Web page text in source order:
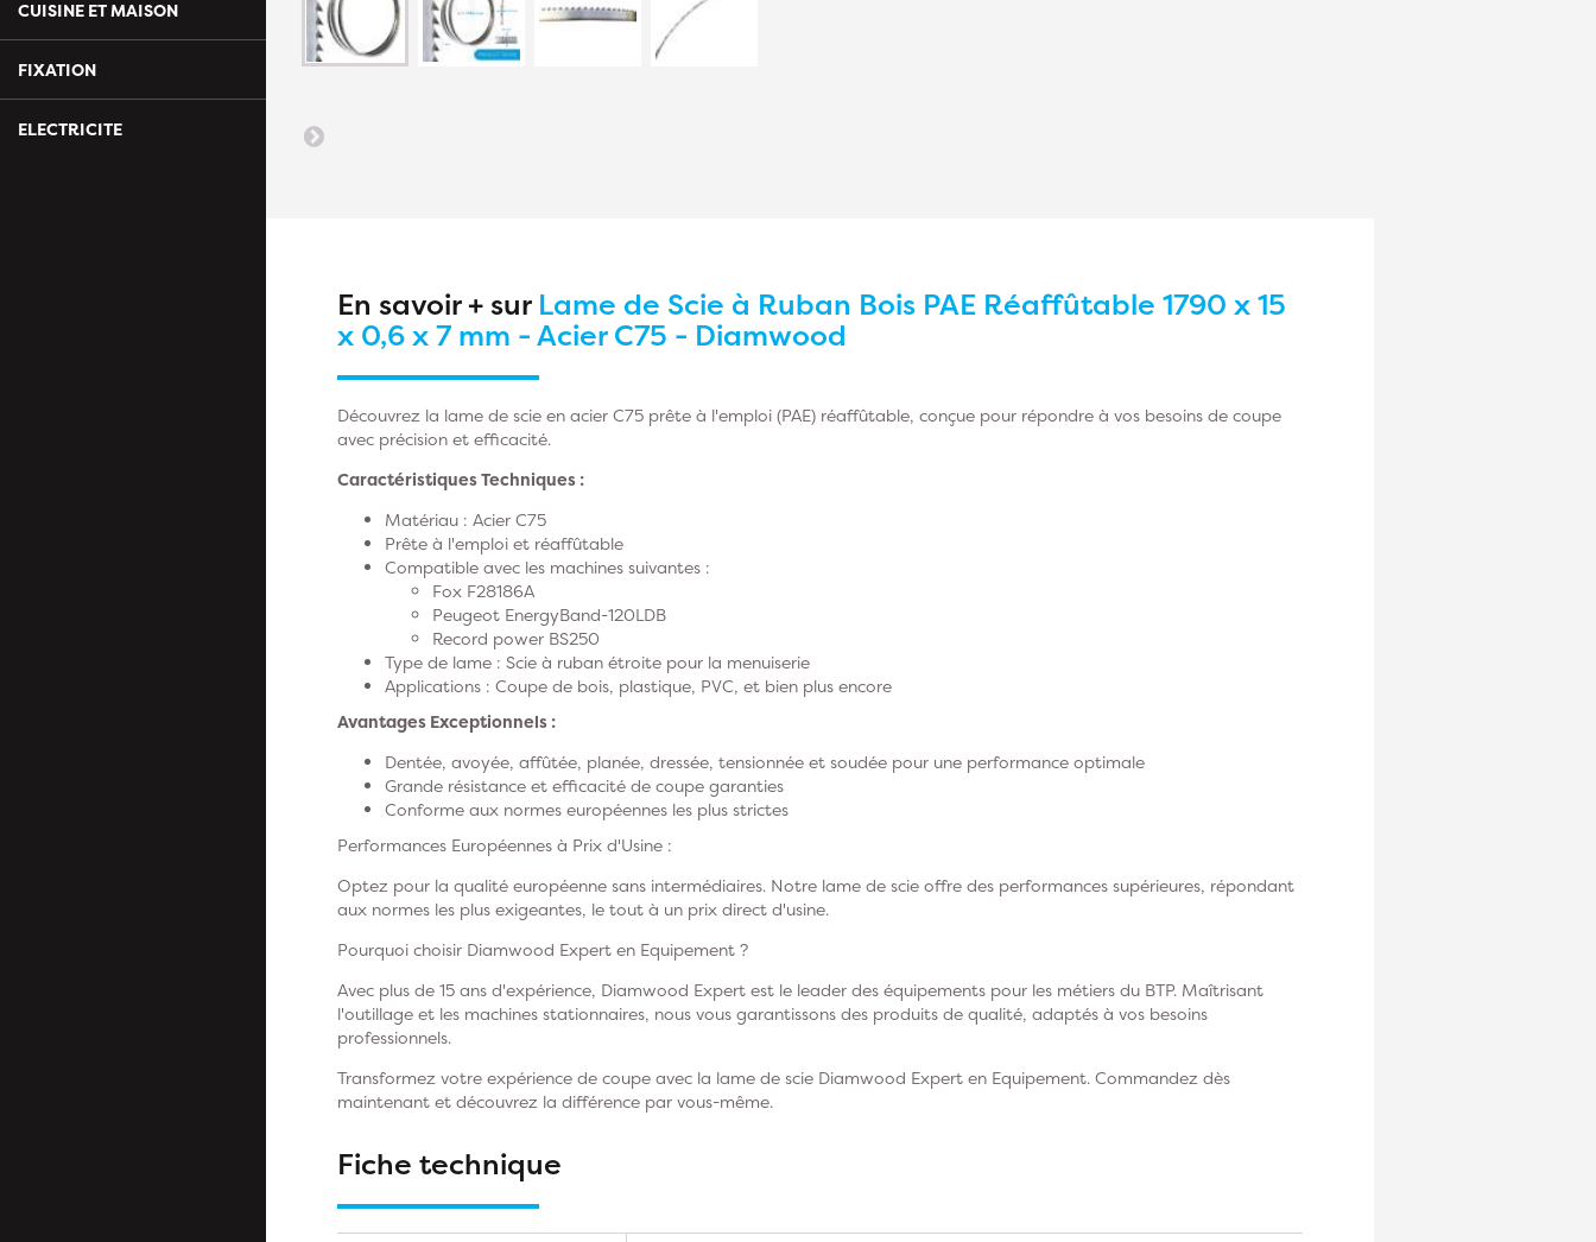
CUISINE ET MAISON
FIXATION
ELECTRICITE
En savoir + sur Lame de Scie à Ruban Bois PAE Réaffûtable 1790 x 15
x 0,6 x 7 mm - Acier C75 - Diamwood
Découvrez la lame de scie en acier C75 prête à l'emploi (PAE) réaffûtable, conçue pour répondre à vos besoins de coupe
avec précision et efficacité.
Caractéristiques Techniques :
Matériau : Acier C75
Prête à l'emploi et réaffûtable
Compatible avec les machines suivantes :
Fox F28186A
Peugeot EnergyBand-120LDB
Record power BS250
Type de lame : Scie à ruban étroite pour la menuiserie
Applications : Coupe de bois, plastique, PVC, et bien plus encore
Avantages Exceptionnels :
Dentée, avoyée, affûtée, planée, dressée, tensionnée et soudée pour une performance optimale
Grande résistance et efficacité de coupe garanties
Conforme aux normes européennes les plus strictes
Performances Européennes à Prix d'Usine :
Optez pour la qualité européenne sans intermédiaires. Notre lame de scie offre des performances supérieures, répondant
aux normes les plus exigeantes, le tout à un prix direct d'usine.
Pourquoi choisir Diamwood Expert en Equipement ?
Avec plus de 15 ans d'expérience, Diamwood Expert est le leader des équipements pour les métiers du BTP. Maîtrisant
l'outillage et les machines stationnaires, nous vous garantissons des produits de qualité, adaptés à vos besoins
professionnels.
Transformez votre expérience de coupe avec la lame de scie Diamwood Expert en Equipement. Commandez dès
maintenant et découvrez la différence par vous-même.
Fiche technique